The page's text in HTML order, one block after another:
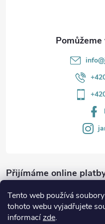
Tento web používá
tohoto webu vyjadřujete
informacízde.
info@
Přijímáme online